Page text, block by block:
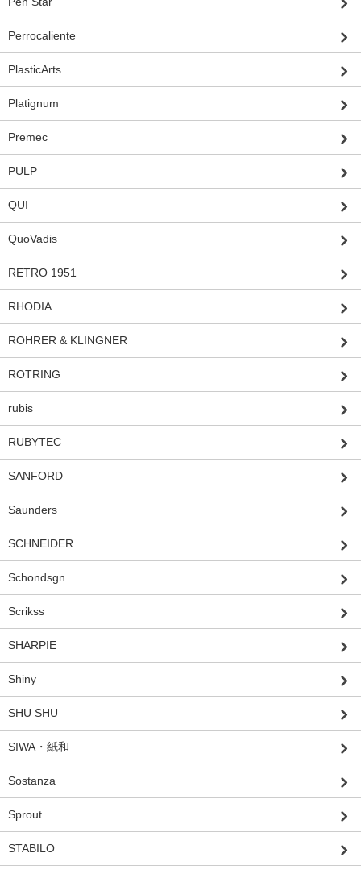
Perrocaliente
PlasticArts
Platignum
Premec
PULP
QUI
QuoVadis
RETRO 1951
RHODIA
ROHRER & KLINGNER
ROTRING
rubis
RUBYTEC
SANFORD
Saunders
SCHNEIDER
Schondsgn
Scrikss
SHARPIE
Shiny
SHU SHU
SIWA・紙和
Sostanza
Sprout
STABILO